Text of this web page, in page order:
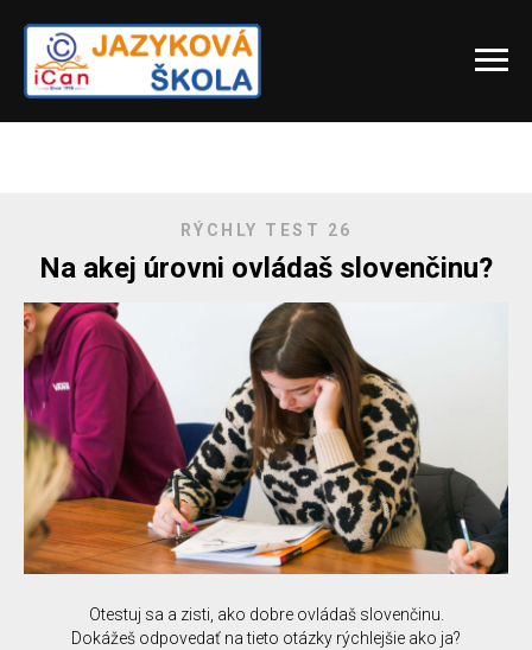
RÝCHLY TEST 26
Na akej úrovni ovládaš slovenčinu?
Otestuj sa a zisti, ako dobre ovládaš slovenčinu.
Dokážeš odpovedať na tieto otázky rýchlejšie ako ja?